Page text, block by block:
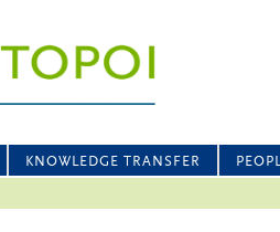
KNOWLEDGE TRANSFER